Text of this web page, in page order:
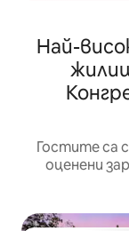
Най-
Гостите са
оценени